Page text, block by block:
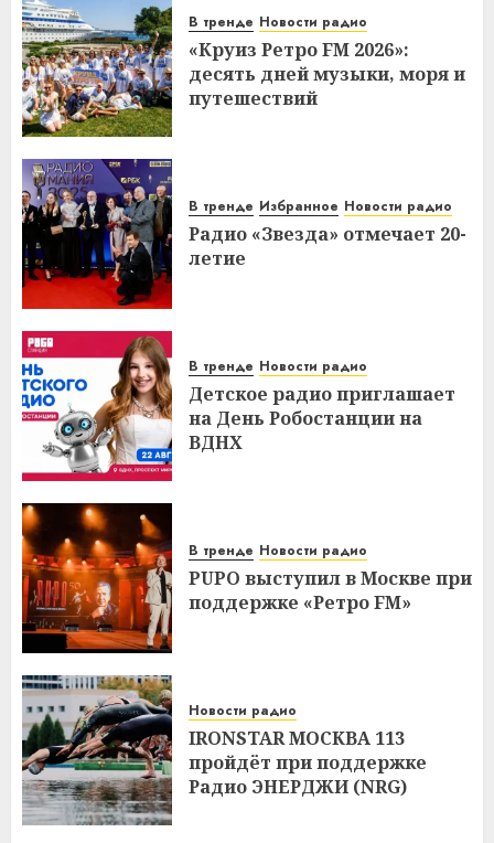
В тренде Новости радио
«Круиз Ретро FM 2026»:
десять дней музыки, моря и
путешествий
В тренде Избранное Новости радио
Радио «Звезда» отмечает 20-
летие
В тренде Новости радио
Детское радио приглашает
на День Робостанции на
ВДНХ
В тренде Новости радио
PUPO выступил в Москве при
поддержке «Ретро FM»
Новости радио
IRONSTAR МОСКВА 113
пройдёт при поддержке
Радио ЭНЕРДЖИ (NRG)